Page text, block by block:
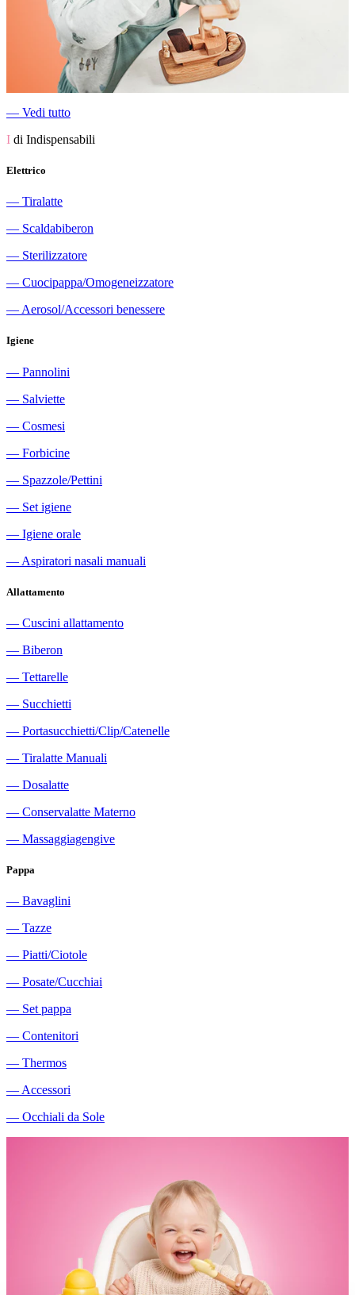
― Vedi tutto
I di Indispensabili
Elettrico
― Tiralatte
― Scaldabiberon
― Sterilizzatore
― Cuocipappa/Omogeneizzatore
― Aerosol/Accessori benessere
Igiene
― Pannolini
― Salviette
― Cosmesi
― Forbicine
― Spazzole/Pettini
― Set igiene
― Igiene orale
― Aspiratori nasali manuali
Allattamento
― Cuscini allattamento
― Biberon
― Tettarelle
― Succhietti
― Portasucchietti/Clip/Catenelle
― Tiralatte Manuali
― Dosalatte
― Conservalatte Materno
― Massaggiagengive
Pappa
― Bavaglini
― Tazze
― Piatti/Ciotole
― Posate/Cucchiai
― Set pappa
― Contenitori
― Thermos
― Accessori
― Occhiali da Sole